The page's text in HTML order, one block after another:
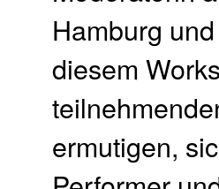
Hamburg
diesem
ermutigen,